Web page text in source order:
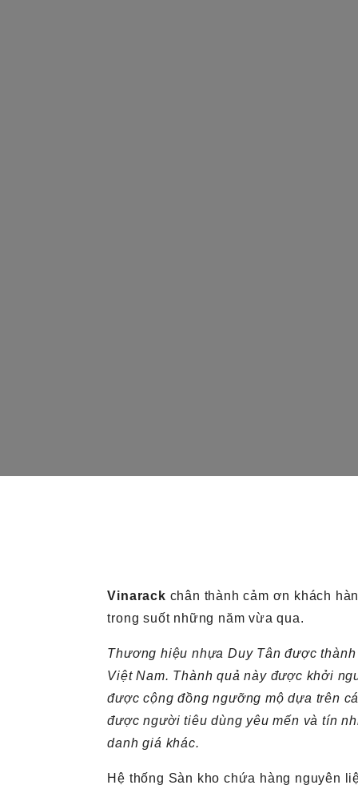
Vinarack chân thành cảm ơn khách
trong suốt những năm vừa qua.
Thương hiệu nhựa Duy Tân được
Việt Nam. Thành quả này được khởi
được cộng đồng ngưỡng mộ dựa trên
được người tiêu dùng yêu mến và tín
danh giá khác.
Hệ thống Sàn kho chứa hàng nguyên